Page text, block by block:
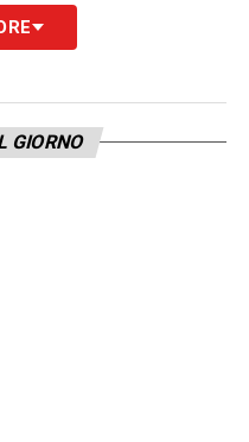
latini
slavi dal mancino
GIORNO